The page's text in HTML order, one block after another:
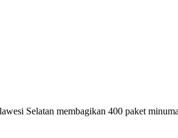
Selatan membagikan 400 paket